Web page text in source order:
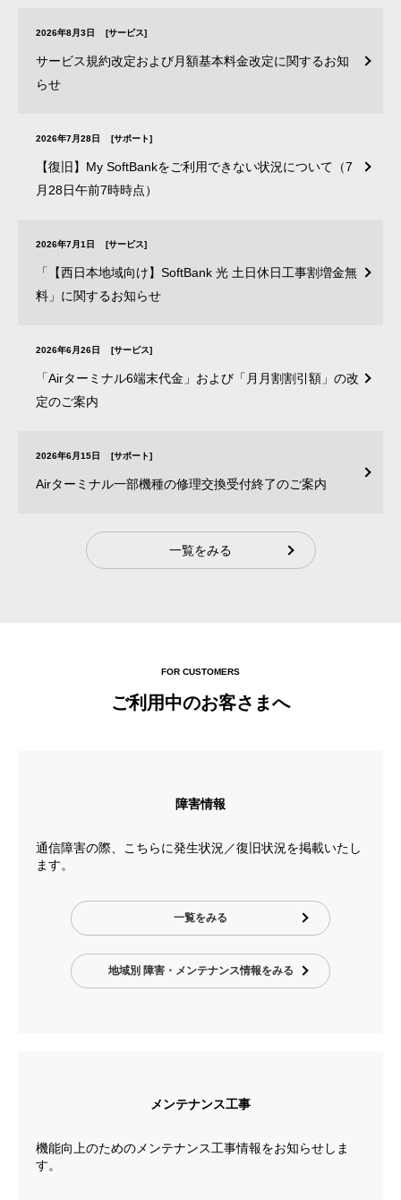
2026年8月3日 [サービス]
サービス規約改定および月額基本料金改定に関するお知
らせ
2026年7月28日 [サポート]
【復旧】My SoftBankをご利用できない状況について（7
月28日午前7時時点）
2026年7月1日 [サービス]
「【西日本地域向け】SoftBank 光 土日休日工事割増金無
料」に関するお知らせ
2026年6月26日 [サービス]
「Airターミナル6端末代金」および「月月割割引額」の改
定のご案内
2026年6月15日 [サポート]
Airターミナル一部機種の修理交換受付終了のご案内
一覧をみる
FOR CUSTOMERS
ご利用中のお客さまへ
障害情報
通信障害の際、こちらに発生状況／復旧状況を掲載いたし
ます。
一覧をみる
地域別 障害・メンテナンス情報をみる
メンテナンス工事
機能向上のためのメンテナンス工事情報をお知らせしま
す。